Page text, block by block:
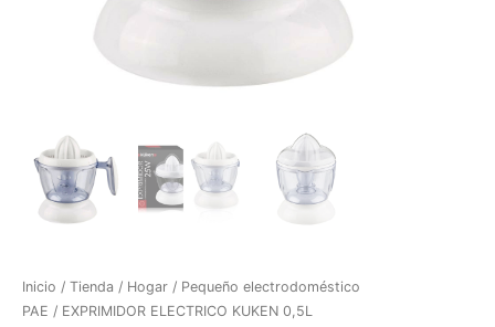
Inicio / Tienda / Hogar / Pequeño electrodoméstico
PAE / EXPRIMIDOR ELECTRICO KUKEN 0,5L